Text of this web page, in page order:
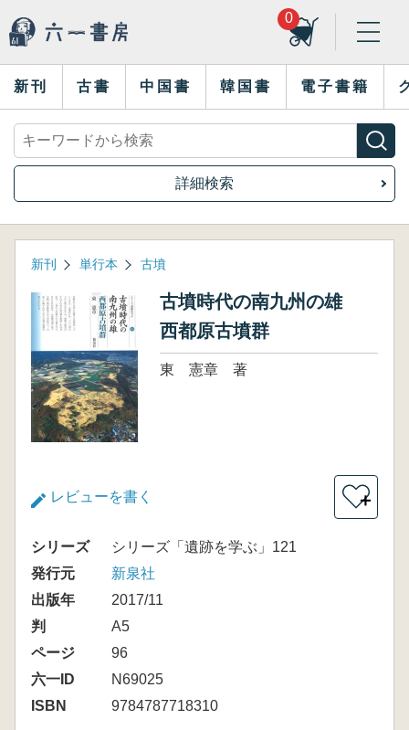
0
新刊 古書 中国書 韓国書 電子書籍
詳細検索
新刊 単行本 古墳
古墳時代の南九州の雄
西都原古墳群
東 憲章 著
レビューを書く ＋
シリーズ
シリーズ「遺跡を学ぶ」121
発行元
新泉社
出版年
2017/11
判
A5
ページ
96
六一ID
N69025
ISBN
9784787718310